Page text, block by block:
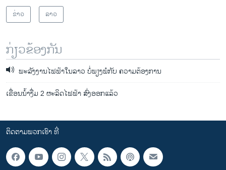
ຂ່າວ
ລາວ
ກ່ຽວຂ້ອງກັນ
ພະລັງງານໄຟຟ້າໃນລາວ ບໍ່ພຽງພໍກັບ ຄວາມຕ້ອງການ
ເຂື່ອນນໍ້າງື່ມ 2 ຜະລິດໄຟຟ້າ ສົ່ງອອກແລ້ວ
ຕິດຕາມພວກເຮົາ ທີ່